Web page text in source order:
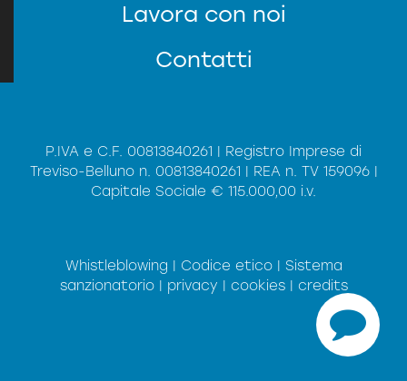
Lavora con noi
Contatti
P.IVA e C.F. 00813840261 | Registro Imprese di
Treviso-Belluno n. 00813840261 | REA n. TV 159096 |
Capitale Sociale € 115.000,00 i.v.
Whistleblowing | Codice etico| Sistema
sanzionatorio| privacy | cookies| credits
INVIA